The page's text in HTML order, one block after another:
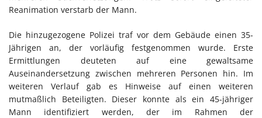
Reanimation verstarb der Mann.
Die hinzugezogene Polizei traf vor dem Gebäude einen 35-
Jährigen an, der vorläufig festgenommen wurde. Erste
Ermittlungen deuteten auf eine gewaltsame
Auseinandersetzung zwischen mehreren Personen hin. Im
weiteren Verlauf gab es Hinweise auf einen weiteren
mutmaßlich Beteiligten. Dieser konnte als ein 45-jähriger
Mann identifiziert werden, der im Rahmen der